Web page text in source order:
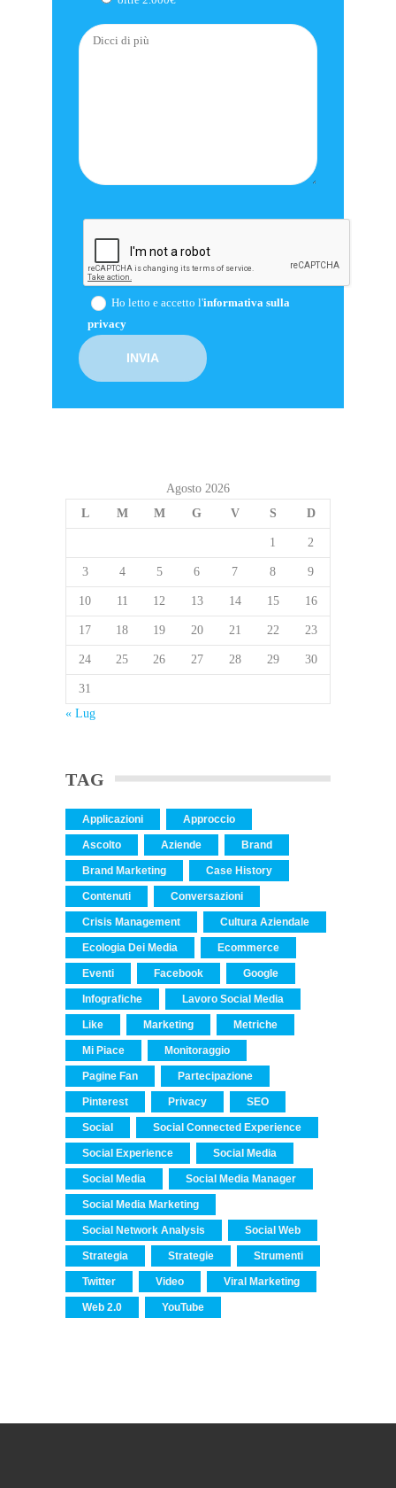
Ho letto e accetto l'informativa sulla
privacy
Agosto 2026
L
M M G V S D
1 2
3 4 5 6 7 8 9
10 11 12 13 14 15 16
17 18 19 20 21 22 23
24 25 26 27 28 29 30
31
« Lug
TAG
Applicazioni Approccio
Ascolto Aziende Brand
Brand Marketing Case History
Contenuti Conversazioni
Crisis Management Cultura Aziendale
Ecologia Dei Media Ecommerce
Eventi Facebook Google
Infografiche Lavoro Social Media
Like Marketing Metriche
Mi Piace Monitoraggio
Pagine Fan Partecipazione
Pinterest Privacy SEO
Social Social Connected Experience
Social Experience Social Media
Social Media Social Media Manager
Social Media Marketing
Social Network Analysis Social Web
Strategia Strategie Strumenti
Twitter Video Viral Marketing
Web 2.0 YouTube